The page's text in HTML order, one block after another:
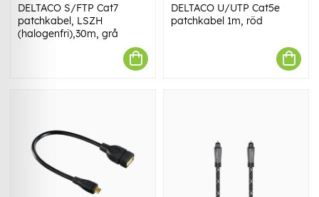
DELTACO S/FTP Cat7
patchkabel, LSZH
(halogenfri),30m, grå
DELTACO U/UTP Cat5e
patchkabel 1m, röd